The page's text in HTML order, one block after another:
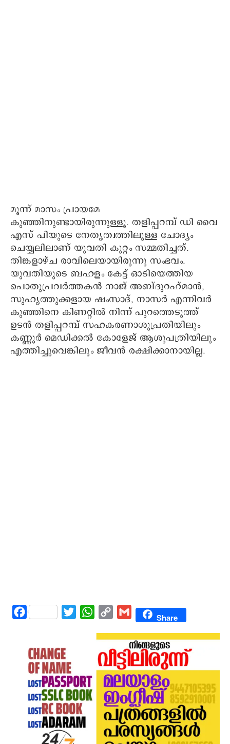
മൂന്ന്‌ മാസം പ്രായമേ
കുഞ്ഞിനുണ്ടായിരുന്നുള്ളൂ. തളിപ്പറമ്പ്‌ ഡി വൈ
എസ് പിയുടെ നേതൃത്വത്തിലുള്ള ചോദ്യം
ചെയ്യലിലാണ് യുവതി കുറ്റം സമ്മതിച്ചത്.
തിങ്കളാഴ്ച രാവിലെയായിരുന്നു സംഭവം.
യുവതിയുടെ ബഹളം കേട്ട് ഓടിയെത്തിയ
പൊതുപ്രവർത്തകൻ നാജ് അബ്ദുറഹ്മാൻ,
സുഹൃത്തുക്കളായ ഷംസാദ്, നാസർ എന്നിവർ
കുഞ്ഞിനെ കിണറ്റിൽ നിന്ന് പുറത്തെടുത്ത്
ഉടൻ തളിപ്പറമ്പ് സഹകരണാശുപ്രതിയിലും
കണ്ണൂർ മെഡിക്കൽ കോളേജ് ആശുപത്രിയിലും
എത്തിച്ചുവെങ്കിലും ജീവൻ രക്ഷിക്കാനായില്ല.
Facebook Twitter WhatsAppCopy
Gmail Share